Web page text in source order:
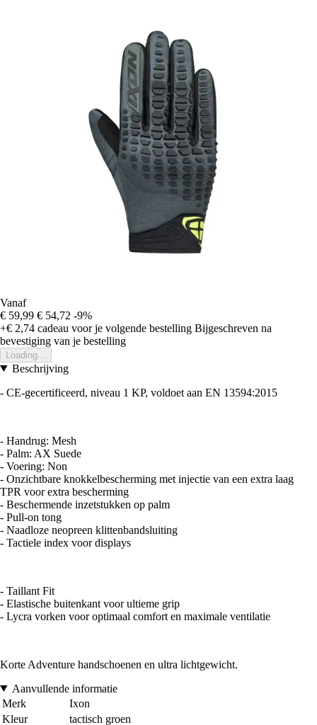
Vanaf
€ 59,99 € 54,72 -9%
+€ 2,74 cadeau voor je volgende bestelling Bijgeschreven na
bevestiging van je bestelling
Loading...
Beschrijving
- CE-gecertificeerd, niveau 1 KP, voldoet aan EN 13594:2015
- Handrug: Mesh
- Palm: AX Suede
- Voering: Non
- Onzichtbare knokkelbescherming met injectie van een extra laag
TPR voor extra bescherming
- Beschermende inzetstukken op palm
- Pull-on tong
- Naadloze neopreen klittenbandsluiting
- Tactiele index voor displays
- Taillant Fit
- Elastische buitenkant voor ultieme grip
- Lycra vorken voor optimaal comfort en maximale ventilatie
Korte Adventure handschoenen en ultra lichtgewicht.
Aanvullende informatie
Merk
Ixon
Kleur
tactisch groen